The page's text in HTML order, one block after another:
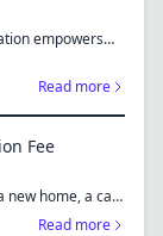
empowers
Read more
Fee
new home, a car,
Read more